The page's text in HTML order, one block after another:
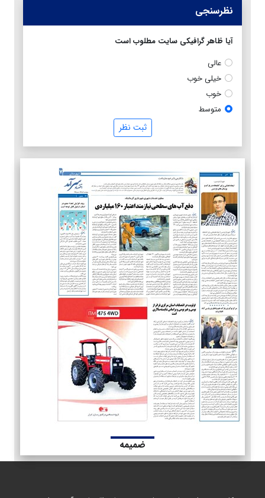
نظرسنجی
آیا ظاهر گرافیکی سایت مطلوب است
عالی
خیلی خوب
خوب
متوسط
ثبت نظر
ضمیمه